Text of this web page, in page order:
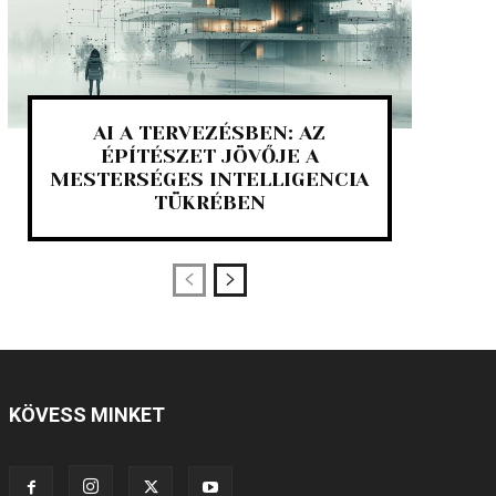
AI A TERVEZÉSBEN: AZ
ÉPÍTÉSZET JÖVŐJE A
MESTERSÉGES INTELLIGENCIA
TÜKRÉBEN
KÖVESS MINKET